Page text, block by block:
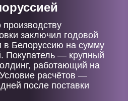
заключил годовой
в Белоруссию на сумму
Покупатель — крупный
работающий на
расчётов —
после поставки